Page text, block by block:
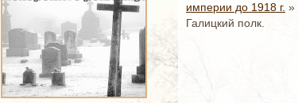
империи до 1918 г. »
Галицкий полк.